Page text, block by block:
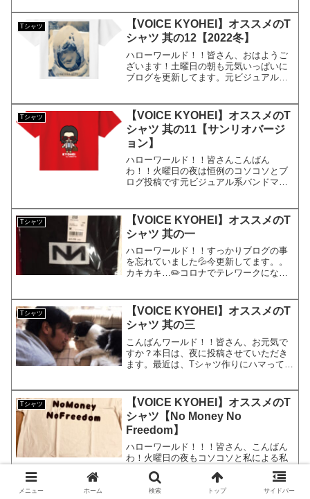
式投資家でもある、KYOHEIです。
KYOHEI本日もよろ...
Tシャツ
【VOICE KYOHEI】オススメのT
シャツ 其の12【2022冬】
ハローワールド！！皆さん、おはようご
ざいます！土曜日の朝も元気いっぱいに
ブログを更新してます。元ビジュアル系
も宜しくお願いします。本日は、久しぶ
りに僕のTシャ...
Tシャツ
【VOICE KYOHEI】オススメのT
シャツ 其の11【サンリオバージ
ョン】
ハローワールド！！皆さんこんばん
わ！！火曜日の夜は恒例のコソコソとブ
ログ投稿です元ビジュアル系バンドマン
よろしくお願いします！本日は、私のTシ
ャツコレクションです。...
Tシャツ
【VOICE KYOHEI】オススメのT
シャツ 其の一
ハローワールド！！すっかりブログの事
を忘れていました💦今更新してます。。
カキカキ…✏️コロナでテレワークになっ
があるとしたら、1秒通勤…笑それにして
も、オシャレが減り...
Tシャツ
【VOICE KYOHEI】オススメのT
シャツ 其の三
こんばんワールド！！皆さん、お元気で
すか？本日は、夜に投稿させていただき
ます。最近は、Tシャツ作りにハマってい
ちらで、前回（3日前）にも紹介したばか
りですが、...
Tシャツ
【VOICE KYOHEI】オススメのT
シャツ【No Money No
Freedom】
ハローワールド！！！皆さん、こんばん
わ！火曜日の夜もコソコソと私による私
のための雑記ブログを更新しておりま
す。元ビジュアル系バンドマンで現在大
手IT系サラリーマンで株式投資家ブロガ
メニュー ホーム 検索 トップ サイドバー